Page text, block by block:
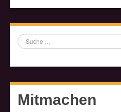
Suche
Mitmachen